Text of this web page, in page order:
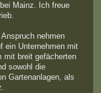
Mainz. Ich freue
nehmen
ein Unternehmen mit
mit breit gefächerten
sowohl die
Gartenanlagen, als